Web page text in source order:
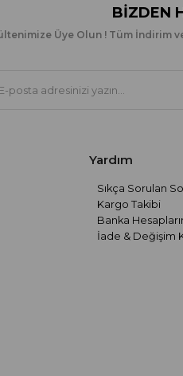
BIZDEN
Üye Olun ! Tüm İndirim
Yardım
Sıkça Sorulan
Kargo Takibi
Banka
İade & Değişim